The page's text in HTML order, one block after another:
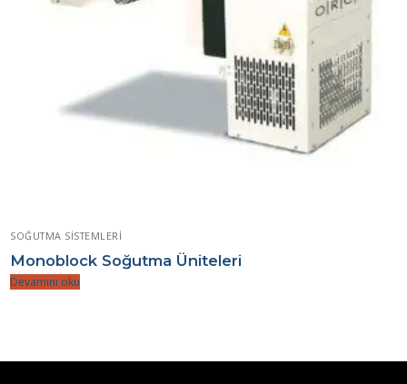
SOĞUTMA SISTEMLERI
Monoblock Soğutma Üniteleri
Devamını oku